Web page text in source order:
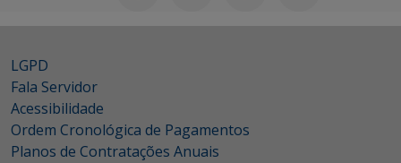
LGPD
Fala Servidor
Acessibilidade
Ordem Cronológica de Pagamentos
Planos de Contratações Anuais